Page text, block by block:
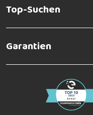
Top-Suchen
Garantien